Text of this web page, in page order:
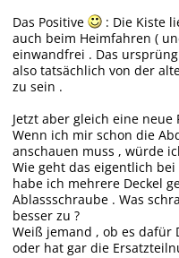
Das Positive
: Die Kiste
auch beim Heimfahren (
einwandfrei . Das
also tatsächlich von der
zu sein .
Jetzt aber gleich eine neue
Wenn ich mir schon die
anschauen muss , würde
Wie geht das eigentlich
habe ich mehrere Deckel
Ablassschraube . Was
besser zu ?
Weiß jemand , ob es dafür
oder hat gar die